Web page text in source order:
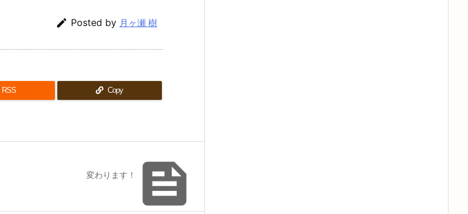
 Posted by 月ヶ瀬 樹
RSS Copy

変わります！